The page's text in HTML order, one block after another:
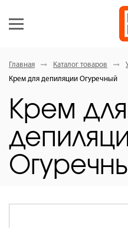
Главная Каталог товаров
Крем для депиляции Огуречный
Крем для